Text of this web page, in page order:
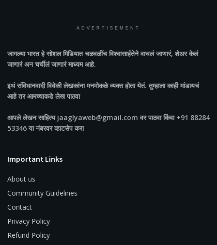
ADVERTISEMENT
जागल्या भारतहे सोशल मिडियात चळवळींच विश्वासार्हतेने वाचलं जाणारं, शेअर केलं
जाणारं अन चर्चीलं जाणारं माध्यम आहे.
इथं संविधानवादी विवेकी लेखकांना मनमोकळे व्यक्त होता येतं. तुम्हाला काही मांडायचं
आहे तर आमच्याकडे लेख पाठवा
आपले लेखन साहित्य jaaglyaweb@gmail.com वर पाठवा किंवा +91 88284
53346 या नंबरवर व्हाटसेप करा
Important Links
About us
Community Guidelines
Contact
Privacy Policy
Refund Policy